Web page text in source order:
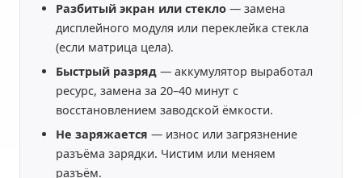
Разбитый экран или стекло — замена
дисплейного модуля или переклейка стекла
(если матрица цела).
Быстрый разряд — аккумулятор выработал
ресурс, замена за 20–40 минут с
восстановлением заводской ёмкости.
Не заряжается — износ или загрязнение
разъёма зарядки. Чистим или меняем
разъём.